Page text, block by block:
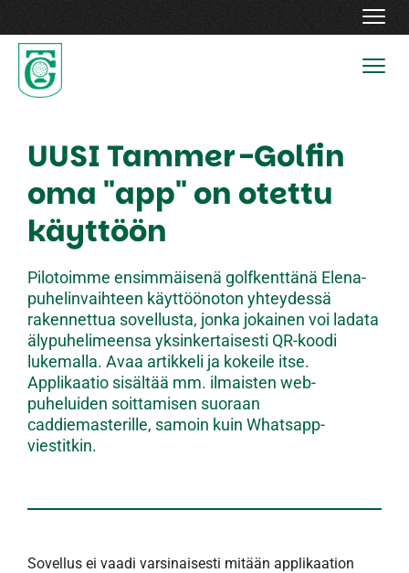
UUSI Tammer-Golfin
oma "app" on otettu
käyttöön
Pilotoimme ensimmäisenä golfkenttänä Elena-
puhelinvaihteen käyttöönoton yhteydessä
rakennettua sovellusta, jonka jokainen voi ladata
älypuhelimeensa yksinkertaisesti QR-koodi
lukemalla. Avaa artikkeli ja kokeile itse.
Applikaatio sisältää mm. ilmaisten web-
puheluiden soittamisen suoraan
caddiemasterille, samoin kuin Whatsapp-
viestitkin.
Sovellus ei vaadi varsinaisesti mitään applikaation